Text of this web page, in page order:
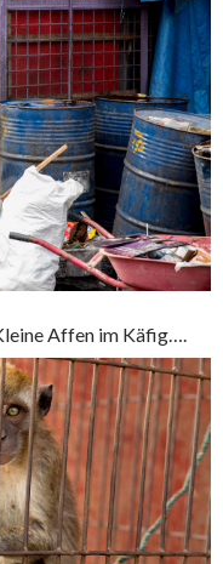
Affen im Käfig….